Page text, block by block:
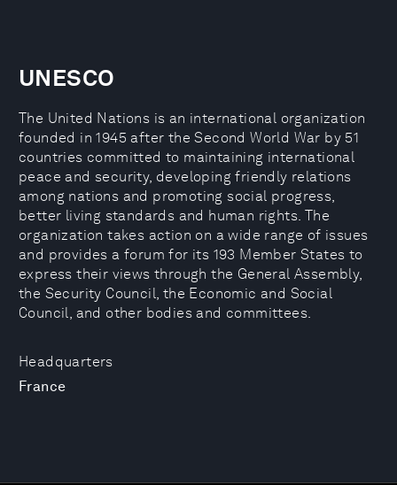
Headquarters
France
UNESCO
The United Nations is an international organization
founded in 1945 after the Second World War by 51
countries committed to maintaining international
peace and security, developing friendly relations
among nations and promoting social progress,
better living standards and human rights. The
organization takes action on a wide range of issues
and provides a forum for its 193 Member States to
express their views through the General Assembly,
the Security Council, the Economic and Social
Council, and other bodies and committees.